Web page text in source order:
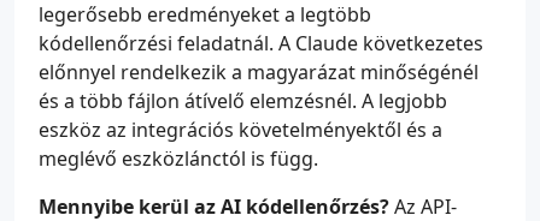
legerősebb eredményeket a legtöbb
kódellenőrzési feladatnál. A Claude következetes
előnnyel rendelkezik a magyarázat minőségénél
és a több fájlon átívelő elemzésnél. A legjobb
eszköz az integrációs követelményektől és a
meglévő eszközlánctól is függ.
Mennyibe kerül az AI kódellenőrzés?Az API-